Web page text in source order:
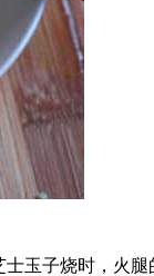
子烧时，火腿